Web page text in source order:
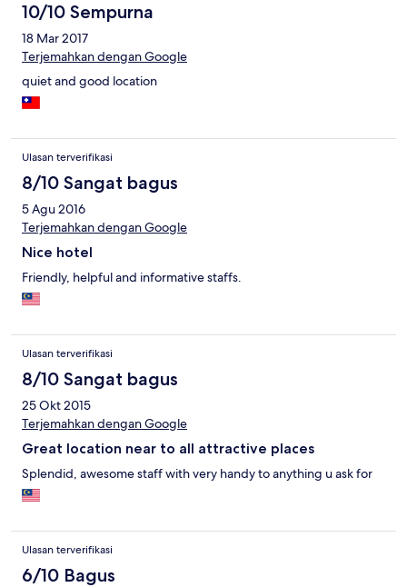
10/10 Sempurna
18 Mar 2017
Terjemahkan dengan Google
quiet and good location
Ulasan terverifikasi
8/10 Sangat bagus
5 Agu 2016
Terjemahkan dengan Google
Nice hotel
Friendly, helpful and informative staffs.
Ulasan terverifikasi
8/10 Sangat bagus
25 Okt 2015
Terjemahkan dengan Google
Great location near to all attractive places
Splendid, awesome staff with very handy to anything u ask for
Ulasan terverifikasi
6/10 Bagus